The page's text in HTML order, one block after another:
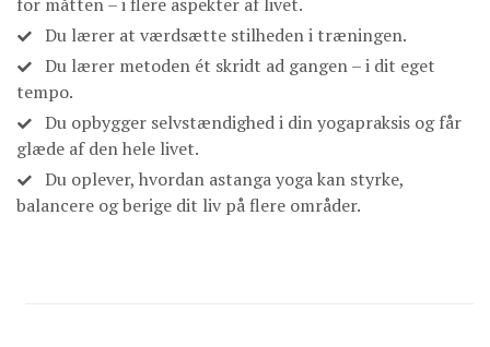
Du lærer at værdsætte stilheden i træningen.
Du lærer metoden ét skridt ad gangen – i dit eget
tempo.
Du opbygger selvstændighed i din yogapraksis og får
glæde af den hele livet.
Du oplever, hvordan astanga yoga kan styrke,
balancere og berige dit liv på flere områder.